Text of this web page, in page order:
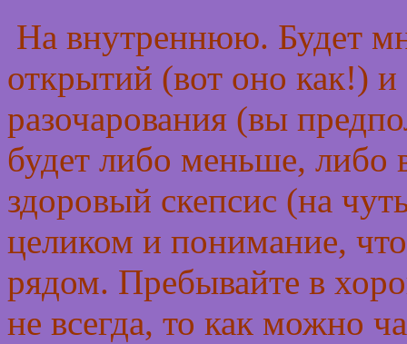
На внутреннюю. Будет
открытий (вот оно как!)
разочарования (вы
будет либо меньше,
здоровый скепсис (на
целиком и понимание,
рядом. Пребывайте в
не всегда, то как можно